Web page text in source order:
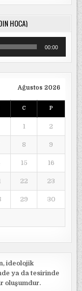
HOCA)
00:00
Ağustos 2026
C P
1 2
8 9
15 16
22 23
29 30
ideolojik
ya da tesirinde
oluşumdur.